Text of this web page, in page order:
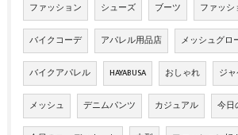
ファッション シューズ ブーツ ファッシ
バイクコーデ アパレル用品店 メッシュグロ
バイクアパレル HAYABUSA おしゃれ ジ
メッシュ デニムパンツ カジュアル 今日